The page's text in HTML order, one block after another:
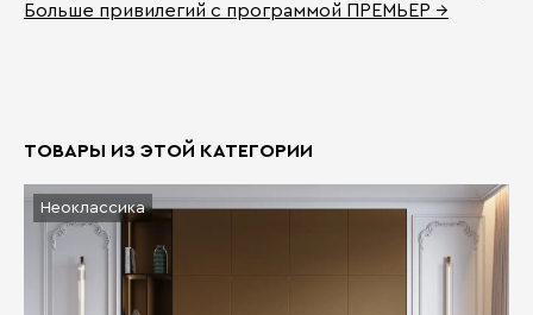
Больше привилегий с программой ПРЕМЬЕР →
ТОВАРЫ ИЗ ЭТОЙ КАТЕГОРИИ
Неоклассика